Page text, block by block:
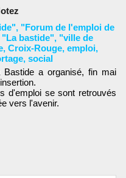
, "Forum de l'emploi de
"La bastide", "ville de
, Croix-Rouge, emploi,
, social
a organisé, fin mai
d'emploi se sont retrouvés
vers l'avenir.